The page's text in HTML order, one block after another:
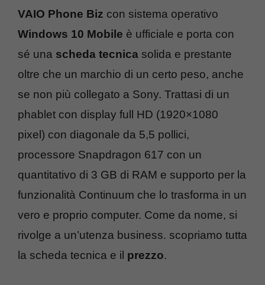
VAIO Phone Biz con sistema operativo
Windows 10 Mobile è ufficiale e porta con
sé una scheda tecnica solida e prestante
oltre che un marchio di un certo peso, anche
se non più collegato a Sony. Trattasi di un
phablet con display full HD (1920×1080
pixel) con diagonale da 5,5 pollici,
processore Snapdragon 617 con un
quantitativo di 3 GB di RAM e supporto per la
funzionalità Continuum che lo trasforma in un
vero e proprio computer. Come da nome, si
rivolge a un’utenza business. scopriamo tutta
la scheda tecnica e il prezzo.